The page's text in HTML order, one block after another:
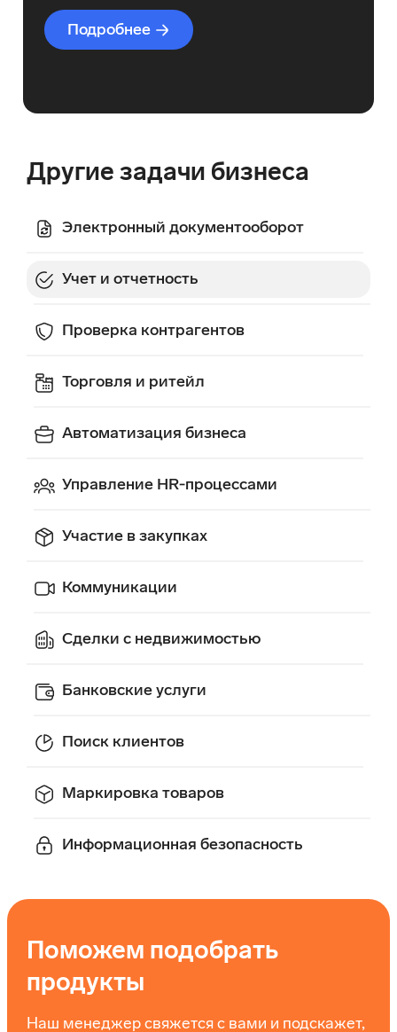
Подробнее
Другие задачи бизнеса
Электронный документооборот
Учет и отчетность
Проверка контрагентов
Торговля и ритейл
Автоматизация бизнеса
Управление HR‑процессами
Участие в закупках
Коммуникации
Сделки с недвижимостью
Банковские услуги
Поиск клиентов
Маркировка товаров
Информационная безопасность
Поможем подобрать
продукты
Наш менеджер свяжется с вами и подскажет,